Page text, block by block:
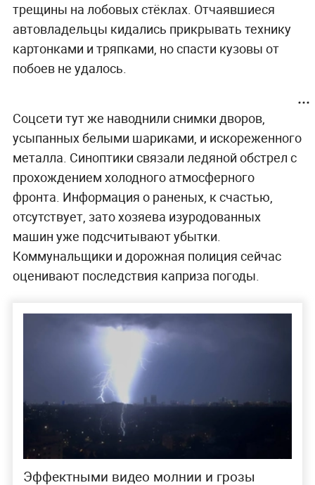
трещины на лобовых стёклах. Отчаявшиеся
автовладельцы кидались прикрывать технику
картонками и тряпками, но спасти кузовы от
побоев не удалось.
Соцсети тут же наводнили снимки дворов,
усыпанных белыми шариками, и искореженного
металла. Синоптики связали ледяной обстрел с
прохождением холодного атмосферного
фронта. Информация о раненых, к счастью,
отсутствует, зато хозяева изуродованных
машин уже подсчитывают убытки.
Коммунальщики и дорожная полиция сейчас
оценивают последствия каприза погоды.
Эффектными видео молнии и грозы